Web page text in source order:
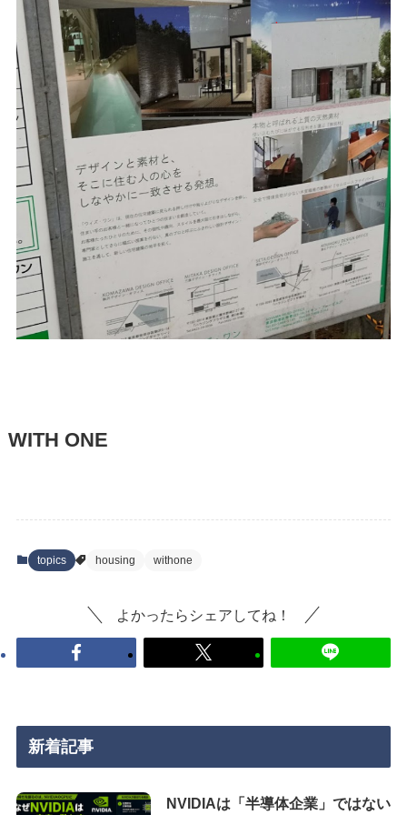
WITH ONE
topics housing withone
よかったらシェアしてね！
新着記事
NVIDIAは「半導体企業」ではない